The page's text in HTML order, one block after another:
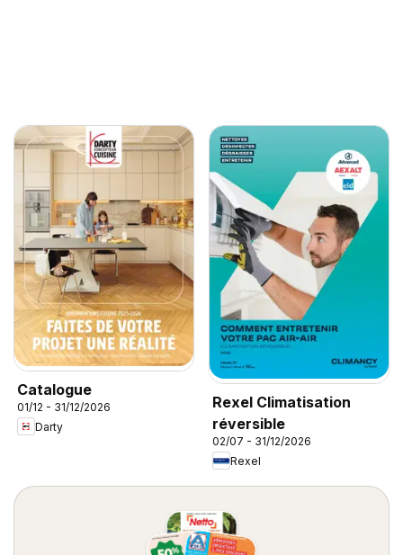
Catalogue
01/12 - 31/12/2026
Darty
Rexel Climatisation
réversible
02/07 - 31/12/2026
Rexel